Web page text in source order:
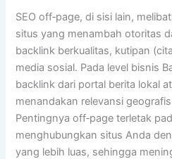
SEO off‑page, di sisi lain,
situs yang menambah otoritas
backlink berkualitas, kutipan
media sosial. Pada level bisnis
backlink dari portal berita lokal
menandakan relevansi
Pentingnya off‑page terletak
menghubungkan situs Anda
yang lebih luas, sehingga